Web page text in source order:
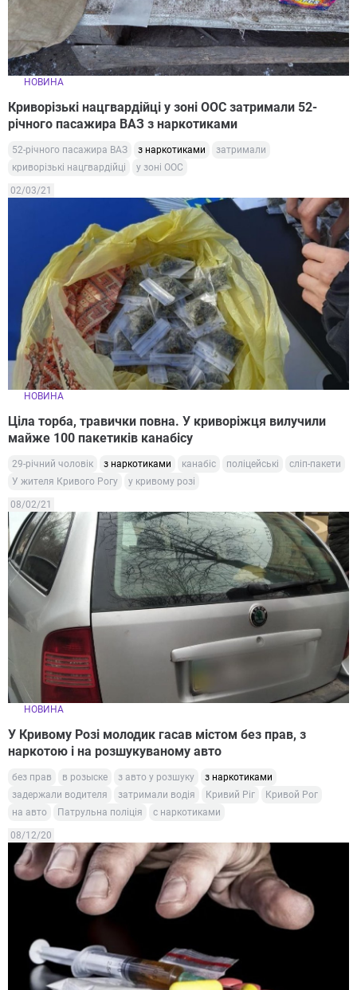
НОВИНА
Криворізькі нацгвардійці у зоні ООС затримали 52-
річного пасажира ВАЗ з наркотиками
52-річного пасажира ВАЗ з наркотиками
затримали
криворізькі нацгвардійці
у зоні ООС
02/03/21
НОВИНА
Ціла торба, травички повна. У криворіжця вилучили
майже 100 пакетиків канабісу
29-річний чоловік з наркотиками канабіс поліцейські
сліп-пакети
У жителя Кривого Рогу
у кривому розі
08/02/21
НОВИНА
У Кривому Розі молодик гасав містом без прав, з
наркотою і на розшукуваному авто
без прав в розыске з авто у розшуку
з наркотиками
задержали водителя
затримали водія Кривий Ріг
Кривой Рог
на авто
Патрульна поліція с наркотиками
08/12/20